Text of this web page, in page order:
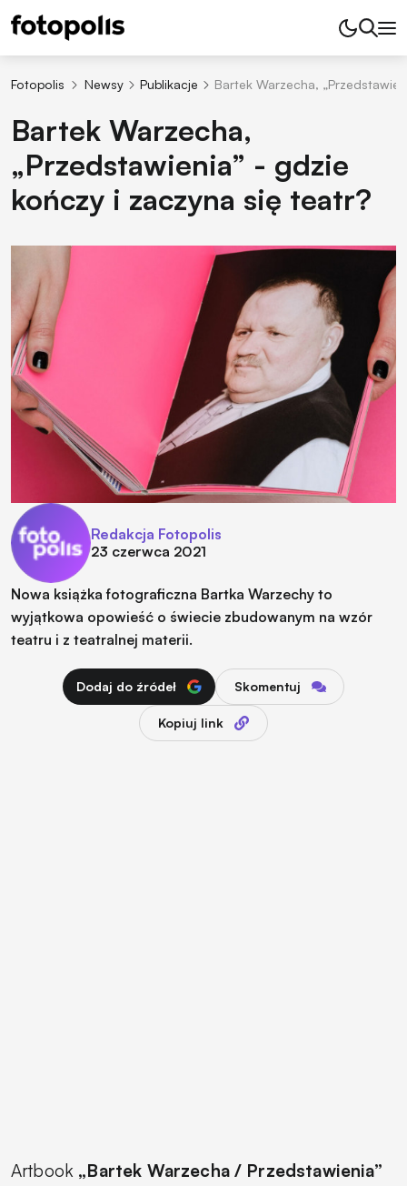
Fotopolis Newsy Publikacje Bartek Warzecha,
Bartek Warzecha,
„Przedstawienia” - gdzie
kończy i zaczyna się teatr?
Redakcja Fotopolis
23 czerwca 2021
Nowa książka fotograficzna Bartka Warzechy to
wyjątkowa opowieść o świecie zbudowanym na wzór
teatru i z teatralnej materii.
Dodaj do źródeł Skomentuj
Kopiuj link
Artbook „Bartek Warzecha / Przedstawienia”